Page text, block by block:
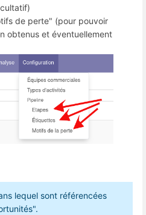
de perte" (pour pouvoir
obtenus et éventuellement
lequel sont référencées